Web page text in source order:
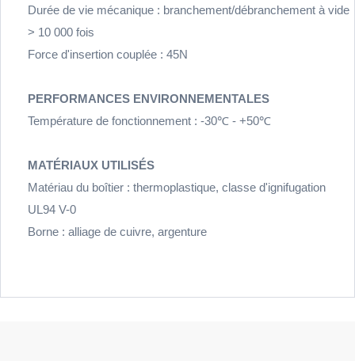
Durée de vie mécanique : branchement/débranchement à vide
> 10 000 fois
Force d'insertion couplée : 45N
PERFORMANCES ENVIRONNEMENTALES
Température de fonctionnement : -30℃ - +50℃
MATÉRIAUX UTILISÉS
Matériau du boîtier : thermoplastique, classe d'ignifugation
UL94 V-0
Borne : alliage de cuivre, argenture